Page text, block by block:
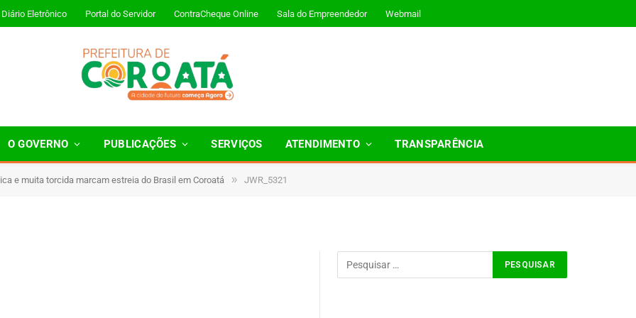
Diário Eletrônico Portal do Servidor ContraCheque Online Sala do Empreendedor Webmail
O GOVERNO PUBLICAÇÕES SERVIÇOS ATENDIMENTO TRANSPARÊNCIA
e muita torcida marcam estreia do Brasil em Coroatá » JWR_5321